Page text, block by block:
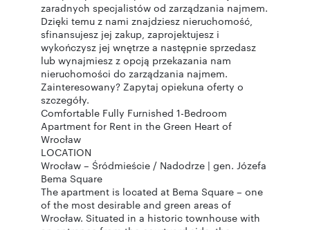
zaradnych specjalistów od zarządzania najmem.
Dzięki temu z nami znajdziesz nieruchomość,
sfinansujesz jej zakup, zaprojektujesz i
wykończysz jej wnętrze a następnie sprzedasz
lub wynajmiesz z opcją przekazania nam
nieruchomości do zarządzania najmem.
Zainteresowany? Zapytaj opiekuna oferty o
szczegóły.
Comfortable Fully Furnished 1-Bedroom
Apartment for Rent in the Green Heart of
Wrocław
LOCATION
Wrocław – Śródmieście / Nadodrze | gen. Józefa
Bema Square
The apartment is located at Bema Square – one
of the most desirable and green areas of
Wrocław. Situated in a historic townhouse with